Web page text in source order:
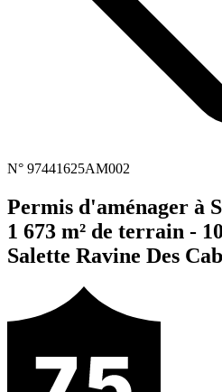
N° 97441625AM002
Permis d'aménager à
1 673 m² de terrain -
Salette Ravine Des